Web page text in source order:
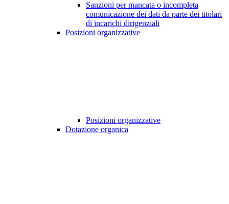
Sanzioni per mancata o incompleta
comunicazione dei dati da parte dei titolari
di incarichi dirigenziali
Posizioni organizzative
Posizioni organizzative
Dotazione organica